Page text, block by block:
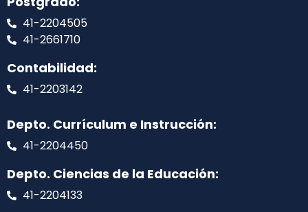
41-2204505
41-2661710
Contabilidad:
41-2203142
Depto. Currículum e Instrucción:
41-2204450
Depto. Ciencias de la Educación:
41-2204133